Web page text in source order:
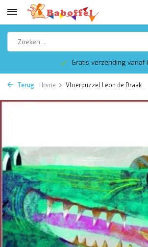
Gratis verzending vanaf
Terug Home Vloerpuzzel Leon de Draak